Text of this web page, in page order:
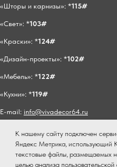
К нашему сайту подключен
Яндекс Метрика, использующий
текстовые файлы, размещаемых
целью анализа
«Шторы и карнизы»: *115#
«Свет»: *103#
«Краски»: *124#
«Дизайн-проекты»: *102#
«Мебель»: *122#
«Кухни»: *119#
E-mail: info@vivadecor64.ru